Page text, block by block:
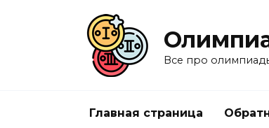
Все про
Главная страница